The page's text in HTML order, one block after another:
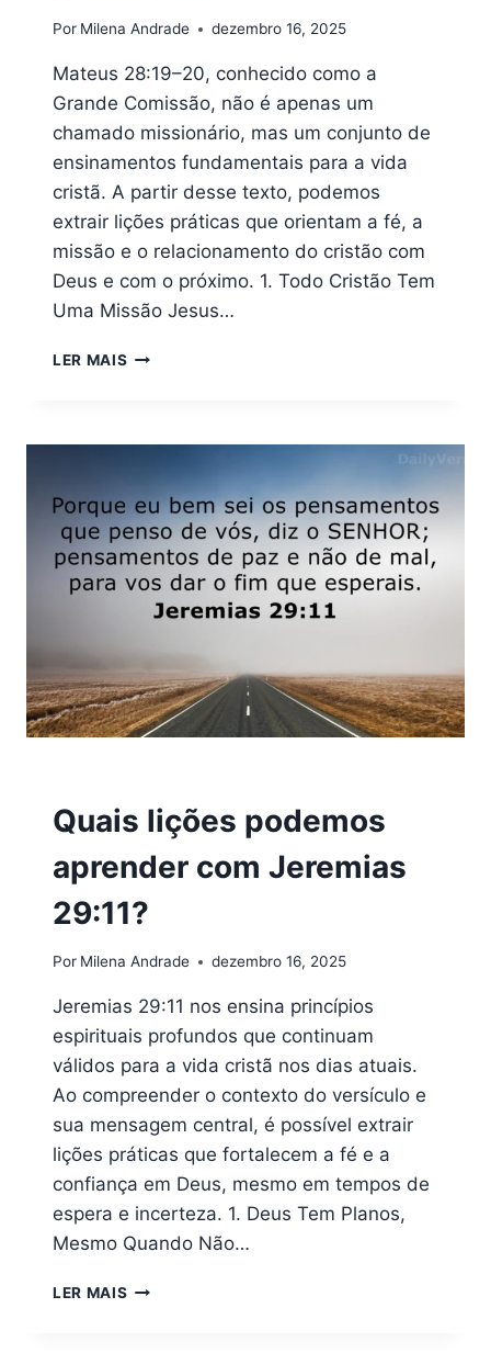
Por Milena Andrade dezembro 16, 2025
Mateus 28:19–20, conhecido como a
Grande Comissão, não é apenas um
chamado missionário, mas um conjunto de
ensinamentos fundamentais para a vida
cristã. A partir desse texto, podemos
extrair lições práticas que orientam a fé, a
missão e o relacionamento do cristão com
Deus e com o próximo. 1. Todo Cristão Tem
Uma Missão Jesus…
LER MAIS QUAIS
COM
28:19–
20?
Quais lições podemos
aprender com Jeremias
29:11?
Por Milena Andrade dezembro 16, 2025
Jeremias 29:11 nos ensina princípios
espirituais profundos que continuam
válidos para a vida cristã nos dias atuais.
Ao compreender o contexto do versículo e
sua mensagem central, é possível extrair
lições práticas que fortalecem a fé e a
confiança em Deus, mesmo em tempos de
espera e incerteza. 1. Deus Tem Planos,
Mesmo Quando Não…
LER MAIS QUAIS